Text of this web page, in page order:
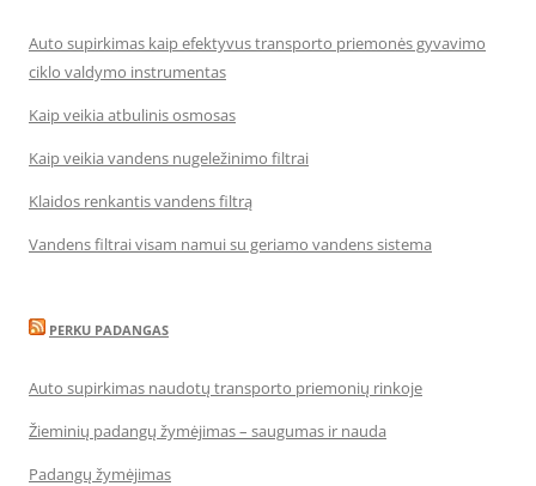
Auto supirkimas kaip efektyvus transporto priemonės gyvavimo
ciklo valdymo instrumentas
Kaip veikia atbulinis osmosas
Kaip veikia vandens nugeležinimo filtrai
Klaidos renkantis vandens filtrą
Vandens filtrai visam namui su geriamo vandens sistema
PERKU PADANGAS
Auto supirkimas naudotų transporto priemonių rinkoje
Žieminių padangų žymėjimas – saugumas ir nauda
Padangų žymėjimas